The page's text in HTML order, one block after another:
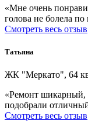
«Мне очень
голова не болела
Смотреть весь отзыв
Татьяна
ЖК "Меркато", 64
«Ремонт шикарный,
подобрали
Смотреть весь отзыв